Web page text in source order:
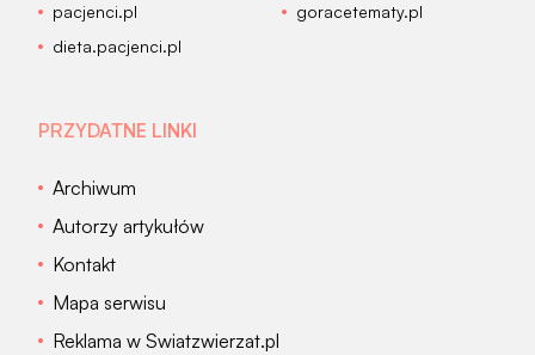
pacjenci.pl
goracetematy.pl
dieta.pacjenci.pl
PRZYDATNE LINKI
Archiwum
Autorzy artykułów
Kontakt
Mapa serwisu
Reklama w Swiatzwierzat.pl